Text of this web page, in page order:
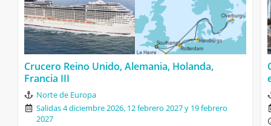
Crucero Reino Unido, Alemania, Holanda,
Francia III
Norte de Europa
Salidas 4 diciembre 2026, 12 febrero 2027 y 19 febrero
2027